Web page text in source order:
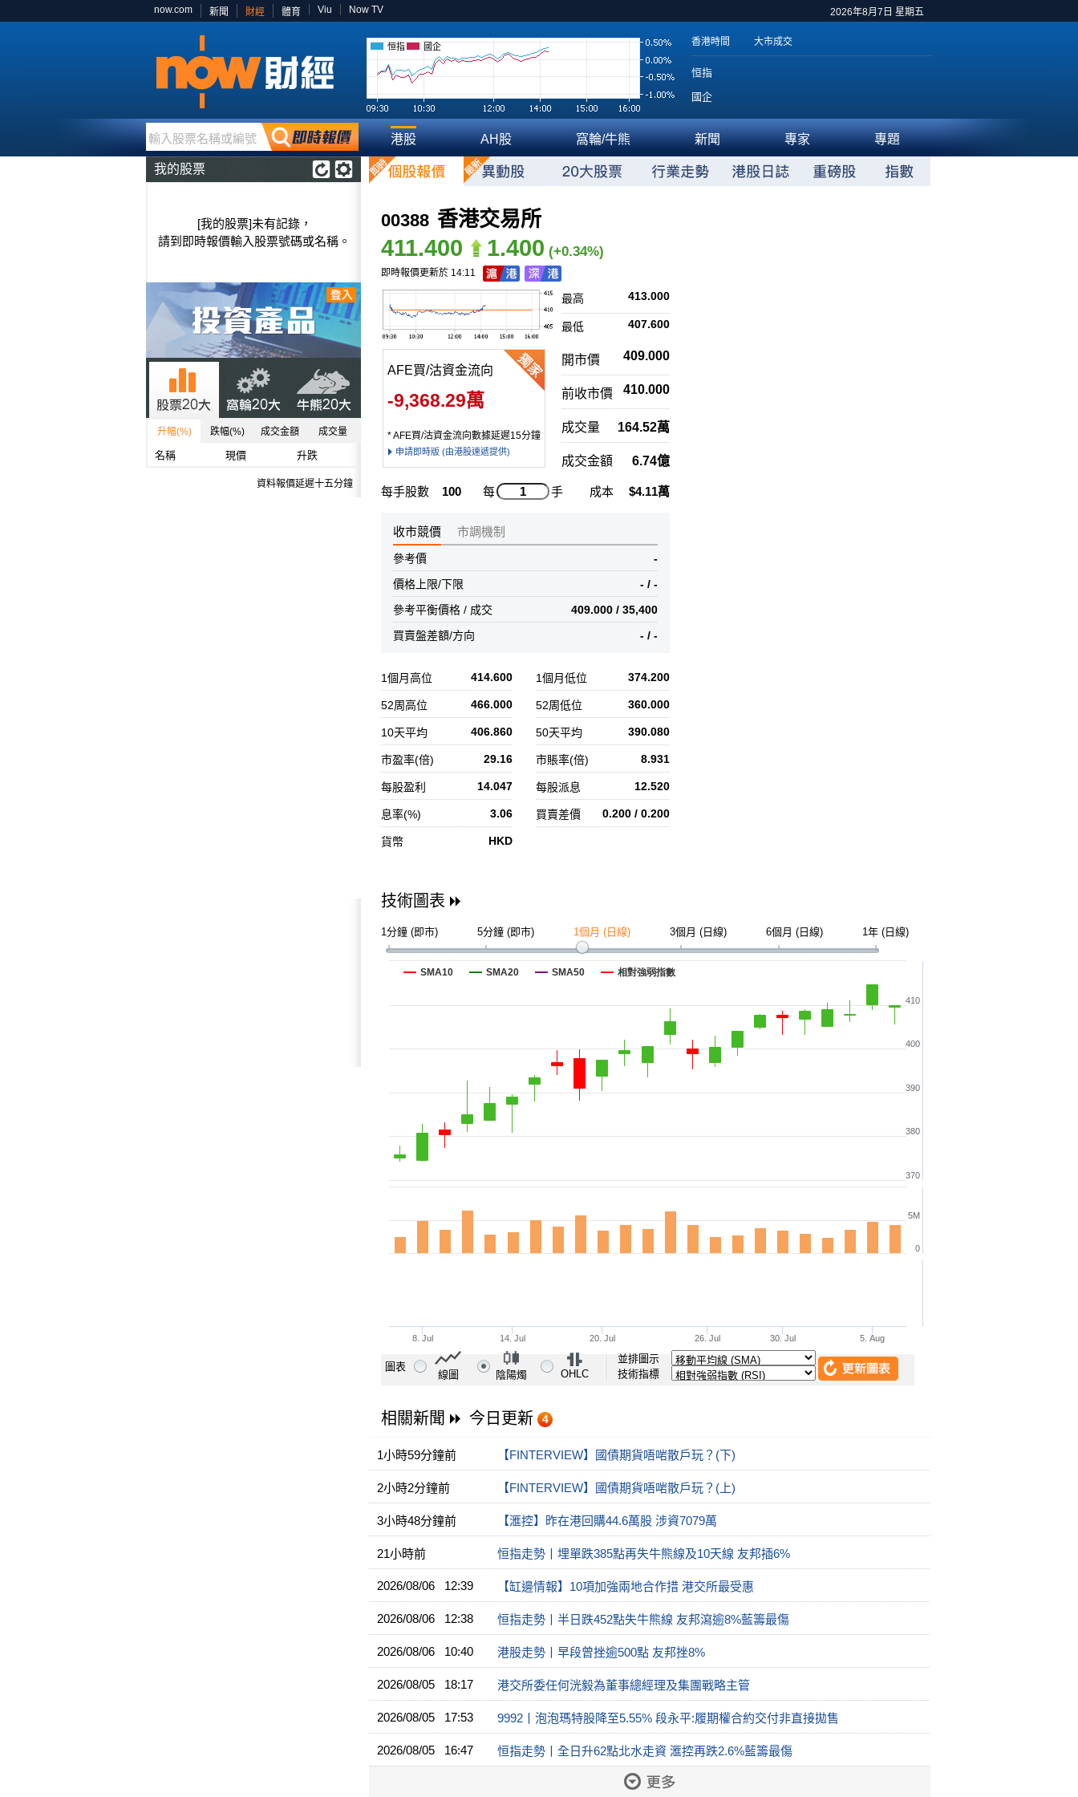
2026年8月7日 星期五
now.com 新聞 財經 體育 Viu Now TV
恒指 國企 香港時間 大市成交
恒指
國企
輸入股票名稱或編號 港股 AH股 窩輪/牛熊 新聞 專家 專題
我的股票
[我的股票]未有記錄，
請到即時報價輸入股票號碼或名稱。
升幅(%) 跌幅(%) 成交金額 成交量
名稱 現價 升跌
資料報價延遲十五分鐘
00388 香港交易所
411.400 1.400 (+0.34%)
即時報價更新於 14:11
413.000
最高
407.600
最低
AFE買/沽資金流向
-9,368.29萬
* AFE買/沽資金流向數據延遲15分鐘
申請即時版 (由港股速遞提供)
開市價 409.000
前收市價 410.000
成交量 164.52萬
成交金額 6.74億
每手股數 100 每 手 成本 $4.11萬
收市競價 市調機制
-
參考價
- / -
價格上限/下限
409.000 / 35,400
參考平衡價格 / 成交
- / -
買賣盤差額/方向
1個月高位 414.600 1個月低位 374.200
52周高位 466.000 52周低位 360.000
10天平均 406.860 50天平均 390.080
市盈率(倍) 29.16 市賬率(倍) 8.931
每股盈利 14.047 每股派息 12.520
息率(%) 3.06 買賣差價 0.200 / 0.200
貨幣 HKD
技術圖表
1分鐘 (即市) 5分鐘 (即市) 1個月 (日線) 3個月 (日線) 6個月 (日線) 1年 (日線)
圖表
線圖 陰陽燭 OHLC
並排圖示
技術指標
相關新聞 今日更新 4
1小時59分鐘前 【FINTERVIEW】國債期貨唔啱散戶玩？(下)
2小時2分鐘前 【FINTERVIEW】國債期貨唔啱散戶玩？(上)
3小時48分鐘前 【滙控】昨在港回購44.6萬股 涉資7079萬
21小時前 恒指走勢丨埋單跌385點再失牛熊線及10天線 友邦插6%
2026/08/06 12:39 【缸邊情報】10項加強兩地合作措 港交所最受惠
2026/08/06 12:38 恒指走勢丨半日跌452點失牛熊線 友邦瀉逾8%藍籌最傷
2026/08/06 10:40 港股走勢丨早段曾挫逾500點 友邦挫8%
2026/08/05 18:17 港交所委任何洸毅為董事總經理及集團戰略主管
2026/08/05 17:53 9992丨泡泡瑪特股降至5.55% 段永平:履期權合約交付非直接拋售
2026/08/05 16:47 恒指走勢丨全日升62點北水走資 滙控再跌2.6%藍籌最傷